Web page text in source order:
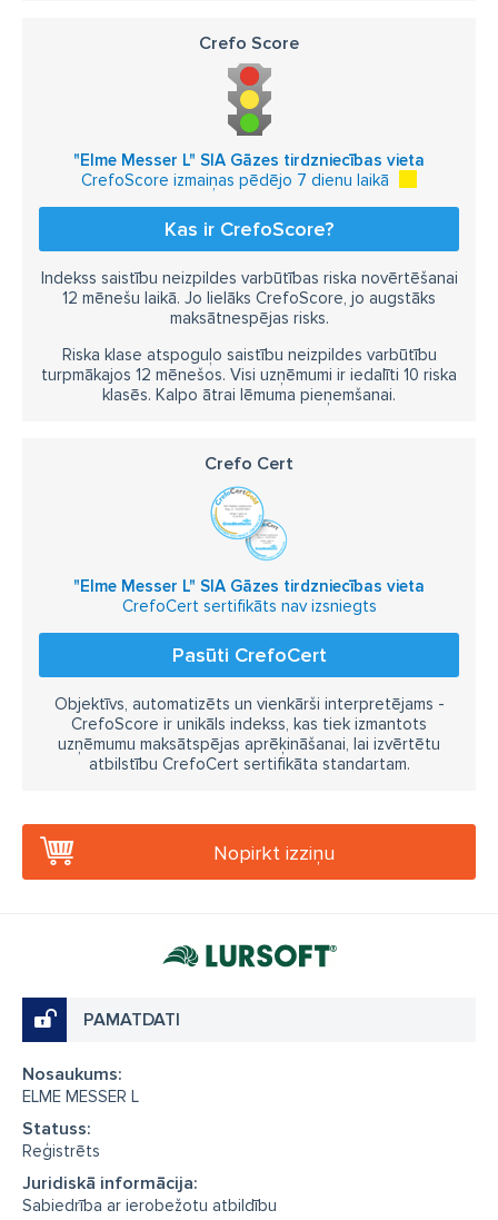
Crefo Score
"Elme Messer L" SIA Gāzes tirdzniecības vieta
CrefoScore izmaiņas pēdējo 7 dienu laikā
Kas ir CrefoScore?
Indekss saistību neizpildes varbūtības riska novērtēšanai
12 mēnešu laikā. Jo lielāks CrefoScore, jo augstāks
maksātnespējas risks.
Riska klase atspoguļo saistību neizpildes varbūtību
turpmākajos 12 mēnešos. Visi uzņēmumi ir iedalīti 10 riska
klasēs. Kalpo ātrai lēmuma pieņemšanai.
Crefo Cert
"Elme Messer L" SIA Gāzes tirdzniecības vieta
CrefoCert sertifikāts nav izsniegts
Pasūti CrefoCert
Objektīvs, automatizēts un vienkārši interpretējams -
CrefoScore ir unikāls indekss, kas tiek izmantots
uzņēmumu maksātspējas aprēķināšanai, lai izvērtētu
atbilstību CrefoCert sertifikāta standartam.
Nopirkt izziņu
PAMATDATI
Nosaukums:
ELME MESSER L
Statuss:
Reģistrēts
Juridiskā informācija:
Sabiedrība ar ierobežotu atbildību